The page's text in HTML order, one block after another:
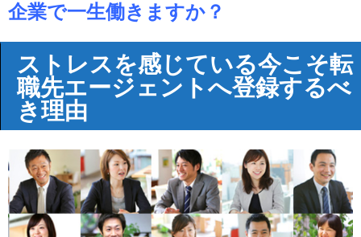
企業で一生働きますか？
ストレスを感じている今こそ転
職先エージェントへ登録するべ
き理由